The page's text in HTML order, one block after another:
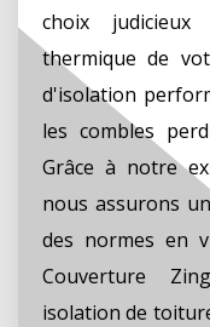
choix
thermique de
d'isolation
les combles
Grâce à notre
nous assurons
des normes en
Couverture
isolation de